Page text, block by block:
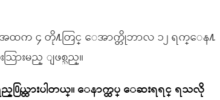
၊ အထက ၄ တို႔တြင္ ေအာက္တိုဘာလ ၁၂ ရက္ေန႔
ားမည္ ျဖစ္သည္။
ယ္ထားပါတယ္။ ေနာက္ထပ္ ေဆးရရင္ ရသလို